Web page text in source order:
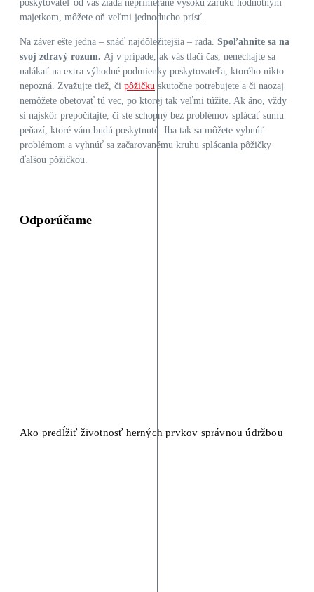
poskytovateľ od vás žiada neprimerane vysokú záruku hodnotným
majetkom, môžete oň veľmi jednoducho prísť.
Na záver ešte jedna – snáď najdôležitejšia – rada. Spoľahnite sa na
svoj zdravý rozum. Aj v prípade, ak vás tlačí čas, nenechajte sa
nalákať na extra výhodné podmienky poskytovateľa, ktorého nikto
nepozná. Zvažujte tiež, či pôžičku skutočne potrebujete a či naozaj
nemôžete obetovať tú vec, po ktorej tak veľmi túžite. Ak áno, vždy
si najskôr prepočítajte, či ste schopný bez problémov splácať sumu
peňazí, ktoré vám budú poskytnuté. Iba tak sa môžete vyhnúť
problémom a vyhnúť sa začarovanému kruhu splácania pôžičky
ďalšou pôžičkou.
Odporúčame
Ako predĺžiť životnosť herných prvkov správnou údržbou